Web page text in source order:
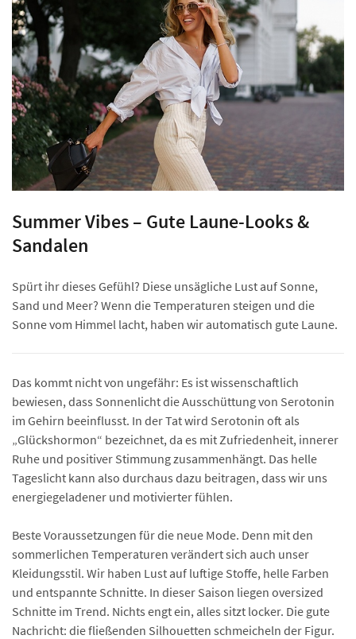
Summer Vibes – Gute Laune-Looks &
Sandalen
Spürt ihr dieses Gefühl? Diese unsägliche Lust auf Sonne,
Sand und Meer? Wenn die Temperaturen steigen und die
Sonne vom Himmel lacht, haben wir automatisch gute Laune.
Das kommt nicht von ungefähr: Es ist wissenschaftlich
bewiesen, dass Sonnenlicht die Ausschüttung von Serotonin
im Gehirn beeinflusst. In der Tat wird Serotonin oft als
„Glückshormon“ bezeichnet, da es mit Zufriedenheit, innerer
Ruhe und positiver Stimmung zusammenhängt. Das helle
Tageslicht kann also durchaus dazu beitragen, dass wir uns
energiegeladener und motivierter fühlen.
Beste Voraussetzungen für die neue Mode. Denn mit den
sommerlichen Temperaturen verändert sich auch unser
Kleidungsstil. Wir haben Lust auf luftige Stoffe, helle Farben
und entspannte Schnitte. In dieser Saison liegen oversized
Schnitte im Trend. Nichts engt ein, alles sitzt locker. Die gute
Nachricht: die fließenden Silhouetten schmeicheln der Figur.